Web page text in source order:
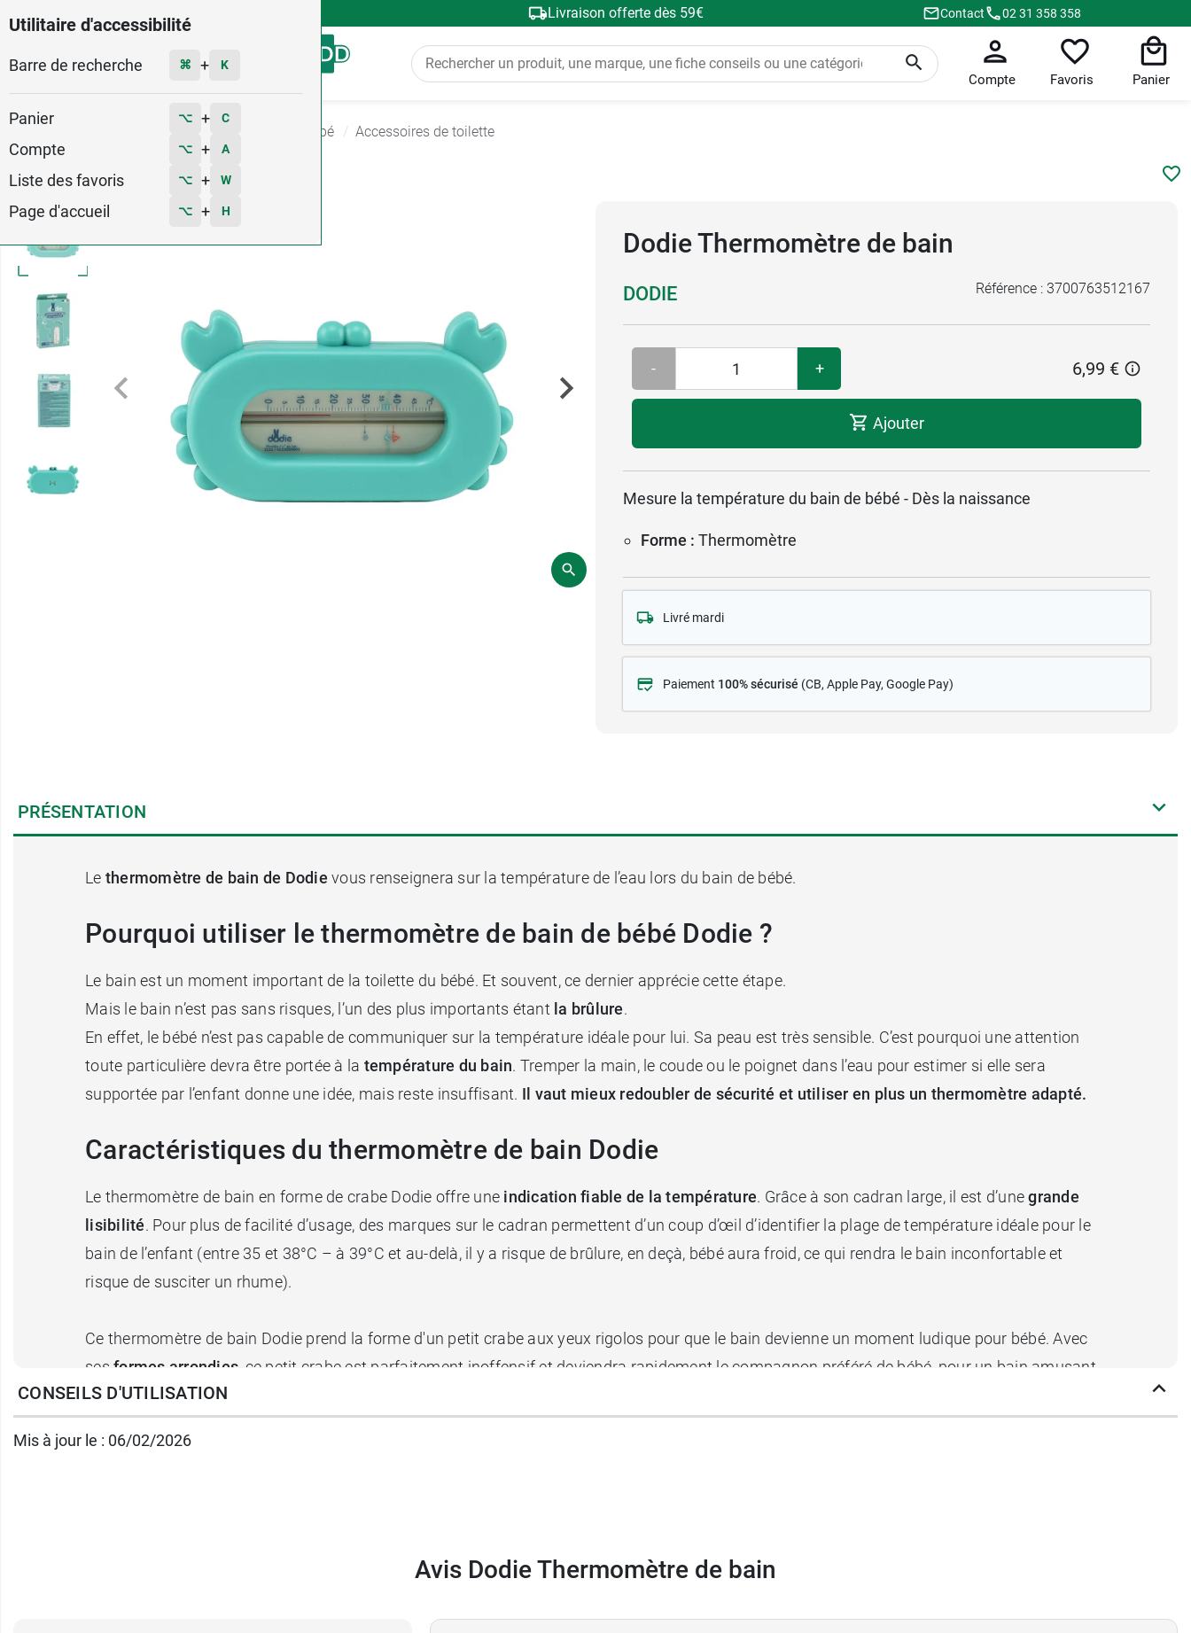
Utilitaire d'accessibilité
Barre de recherche ⌘ + K
Panier ⌥ + C
Compte ⌥ + A
Liste des favoris ⌥ + W
Page d'accueil ⌥ + H
Livraison offerte dès 59€ Contact 02 31 358 358
Menu
Compte Favoris Panier
Toilette et bain bébé Accessoires de toilette
1
Dodie Thermomètre de bain
DODIE Référence : 3700763512167
- + 6,99 €
Ajouter
Mesure la température du bain de bébé - Dès la naissance
Forme : Thermomètre
Livré mardi
Paiement 100% sécurisé (CB, Apple Pay, Google Pay)
PRÉSENTATION
Le thermomètre de bain de Dodie vous renseignera sur la température de l’eau lors du bain de bébé.
Pourquoi utiliser le thermomètre de bain de bébé Dodie ?
Le bain est un moment important de la toilette du bébé. Et souvent, ce dernier apprécie cette étape.
Mais le bain n’est pas sans risques, l’un des plus importants étant la brûlure.
En effet, le bébé n’est pas capable de communiquer sur la température idéale pour lui. Sa peau est très sensible. C’est pourquoi une attention
toute particulière devra être portée à la température du bain. Tremper la main, le coude ou le poignet dans l’eau pour estimer si elle sera
supportée par l’enfant donne une idée, mais reste insuffisant. Il vaut mieux redoubler de sécurité et utiliser en plus un thermomètre adapté.
Caractéristiques du thermomètre de bain Dodie
Le thermomètre de bain en forme de crabe Dodie offre une indication fiable de la température. Grâce à son cadran large, il est d’unegrande
lisibilité. Pour plus de facilité d’usage, des marques sur le cadran permettent d’un coup d’œil d’identifier la plage de température idéale pour le
bain de l’enfant (entre 35 et 38°C – à 39°C et au-delà, il y a risque de brûlure, en deçà, bébé aura froid, ce qui rendra le bain inconfortable et
risque de susciter un rhume).
Ce thermomètre de bain Dodie prend la forme d'un petit crabe aux yeux rigolos pour que le bain devienne un moment ludique pour bébé. Avec
ses formes arrondies , ce petit crabe est parfaitement inoffensif et deviendra rapidement le compagnon préféré de bébé, pour un bain amusant
et surtout à la température idéale.
Fondée en 1958, Dodie accompagne les bébés depuis cette date grâce à ses produits innovants et sécuritaires.
CONSEILS D'UTILISATION
Mis à jour le : 06/02/2026
Avis Dodie Thermomètre de bain